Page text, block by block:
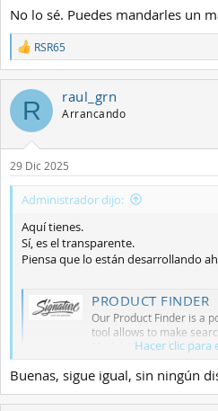
No lo sé. Puedes mandarles un
R
e
a
c
i
n
e
s
RSR65
R raul_grn
Arrancando
29 Dic 2025
Administrador dijo:
Aquí tienes.
Sí, es el transparente.
Piensa que lo están desarrollando
PRODUCT FINDER
Our Product Finder is a
tool allows to make
Model, Year, color of
www.signaturecd.com
Hacer clic para
Buenas, sigue igual, sin ningún